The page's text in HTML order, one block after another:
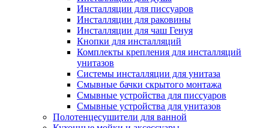
Инсталляции для писсуаров
Инсталляции для раковины
Инсталляции для чаш Генуя
Кнопки для инсталляций
Комплекты крепления для инсталляций
унитазов
Системы инсталляции для унитаза
Смывные бачки скрытого монтажа
Смывные устройства для писсуаров
Смывные устройства для унитазов
Полотенцесушители для ванной